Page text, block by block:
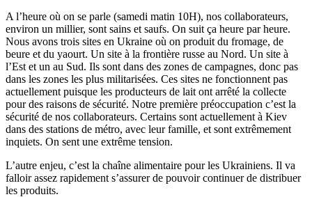
A l’heure où on se parle (samedi matin 10H), nos collaborateurs,
environ un millier, sont sains et saufs. On suit ça heure par heure.
Nous avons trois sites en Ukraine où on produit du fromage, de
beure et du yaourt. Un site à la frontière russe au Nord. Un site à
l’Est et un au Sud. Ils sont dans des zones de campagnes, donc pas
dans les zones les plus militarisées. Ces sites ne fonctionnent pas
actuellement puisque les producteurs de lait ont arrêté la collecte
pour des raisons de sécurité. Notre première préoccupation c’est la
sécurité de nos collaborateurs. Certains sont actuellement à Kiev
dans des stations de métro, avec leur famille, et sont extrêmement
inquiets. On sent une extrême tension.
L’autre enjeu, c’est la chaîne alimentaire pour les Ukrainiens. Il va
falloir assez rapidement s’assurer de pouvoir continuer de distribuer
les produits.